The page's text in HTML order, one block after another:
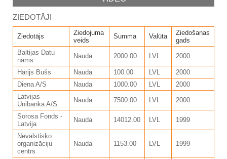
ZIEDOTĀJI
Ziedotājs
Ziedojuma
veids
Summa Valūta
Ziedošanas
gads
Baltijas Datu
nams
Nauda 2000.00 LVL 2000
Harijs Bušs Nauda 100.00 LVL
2000
Diena A/S
Nauda 1000.00 LVL
2000
Latvijas
Unibanka A/S
Nauda 7500.00 LVL 2000
Sorosa Fonds -
Latvija
Nauda 14012.00 LVL 1999
Nevalstisko
organizāciju
centrs
Nauda 1153.00 LVL 1999